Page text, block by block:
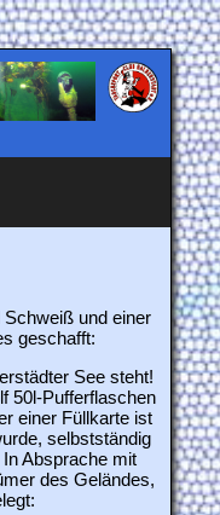
und einer
geschafft:
See steht!
50l-Pufferflaschen
einer Füllkarte ist
selbstständig
Absprache mit
des Geländes,